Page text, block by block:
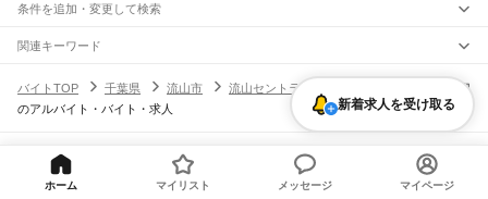
条件を追加・変更して検索
市区町村を追加・変更
千葉県すべて
千葉市 すべて
銚子市 館山市 野田市 佐倉市東金市
旭市
勝浦市市原市 八千代市我孫子市
鎌ケ谷市
君津市
四街道市 八街市 印西市白井市 南房総市
駅を追加・変更
JR中央・総武線
市川駅本八幡駅 下総中山駅 西船橋駅 東船橋駅津田沼駅 幕張本郷駅 幕張駅
職種を追加・変更
飲食・フードサービス
すべて
ホールスタッフ
キッチンスタッフ 皿洗い・洗い場精肉・鮮魚加工
給食調理
特徴を追加・変更
人気
雇用形態を追加・変更
関連キーワード
バイトTOP
千葉県 流山市 流山セントラルパーク駅
フルタイム歓迎
のアルバイト・バイト・求人
新着求人を受け取る
ヘルプ・お問い合わせ サイトマップ
利用規約・プライバシーポリシー
[企業]求人広告の掲載相談
ホーム マイリスト メッセージ マイページ